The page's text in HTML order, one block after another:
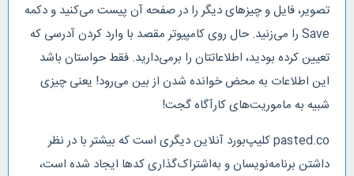
تصویر، فایل و چیزهای دیگر را در صفحه آن پیست می‌کنید و دکمه
Save را می‌زنید. حال روی کامپیوتر مقصد با وارد کردن آدرسی که
تعیین کرده بودید، اطلاعاتتان را برمی‌دارید. فقط حواستان باشد
این اطلاعات به محض خوانده شدن از بین می‌رود! یعنی چیزی
شبیه به ماموریت‌های کارآگاه گجت!
pasted.co کلیپ‌بورد آنلاین دیگری است که بیشتر با در نظر
داشتن برنامه‌نویسان و به‌اشتراک‌گذاری کدها ایجاد شده است،